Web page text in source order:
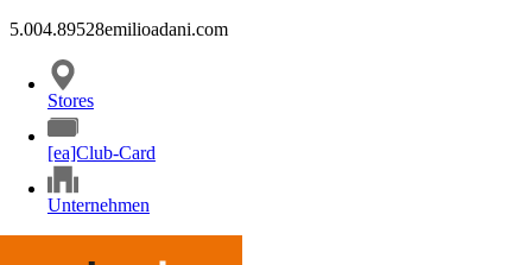
5.004.89528emilioadani.com
Stores
[ea]Club-Card
Unternehmen